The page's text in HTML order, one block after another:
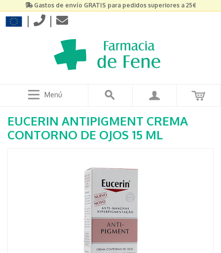
Gastos de envío GRATIS para pedidos superiores a 25€
| |
Menú
EUCERIN ANTIPIGMENT CREMA
CONTORNO DE OJOS 15 ML